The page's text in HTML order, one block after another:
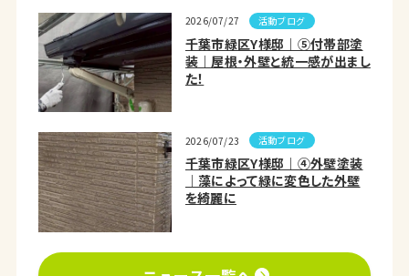
2026/07/27 活動ブログ
千葉市緑区Y様邸｜⑤付帯部塗
装｜屋根・外壁と統一感が出まし
た！
2026/07/23 活動ブログ
千葉市緑区Y様邸｜④外壁塗装
｜藻によって緑に変色した外壁
を綺麗に